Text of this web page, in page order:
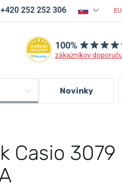
+420 252 252 306
100%
zákazníkov
Novinky
Casio 3079